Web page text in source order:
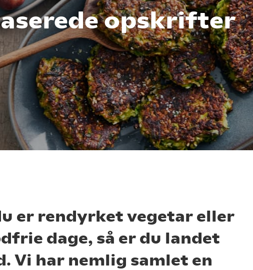
opskrifter
er rendyrket vegetar eller
dage, så er du landet
Vi har nemlig samlet en